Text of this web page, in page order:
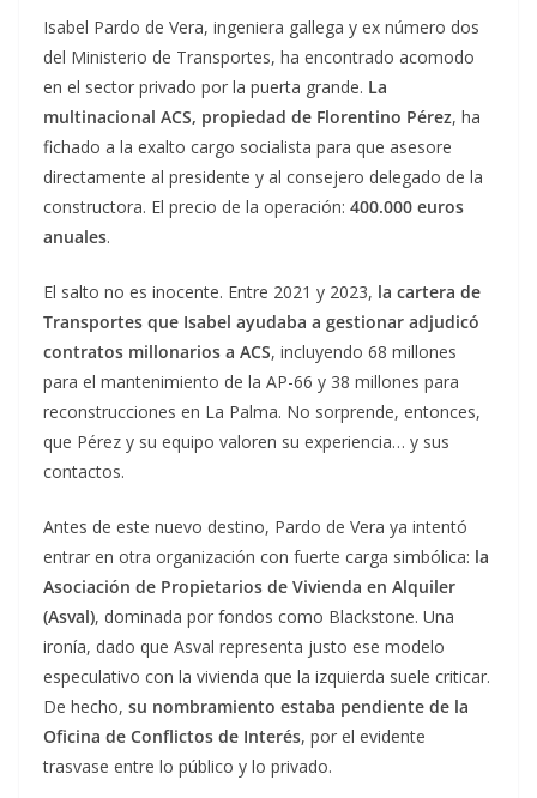
Isabel Pardo de Vera, ingeniera gallega y ex número dos
del Ministerio de Transportes, ha encontrado acomodo
en el sector privado por la puerta grande. La
multinacional ACS, propiedad de Florentino Pérez, ha
fichado a la exalto cargo socialista para que asesore
directamente al presidente y al consejero delegado de la
constructora. El precio de la operación: 400.000 euros
anuales.
El salto no es inocente. Entre 2021 y 2023, la cartera de
Transportes que Isabel ayudaba a gestionar adjudicó
contratos millonarios a ACS, incluyendo 68 millones
para el mantenimiento de la AP-66 y 38 millones para
reconstrucciones en La Palma. No sorprende, entonces,
que Pérez y su equipo valoren su experiencia… y sus
contactos.
Antes de este nuevo destino, Pardo de Vera ya intentó
entrar en otra organización con fuerte carga simbólica: la
Asociación de Propietarios de Vivienda en Alquiler
(Asval), dominada por fondos como Blackstone. Una
ironía, dado que Asval representa justo ese modelo
especulativo con la vivienda que la izquierda suele criticar.
De hecho, su nombramiento estaba pendiente de la
Oficina de Conflictos de Interés, por el evidente
trasvase entre lo público y lo privado.